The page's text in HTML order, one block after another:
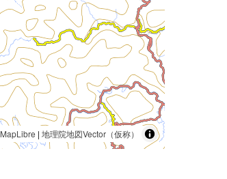
MapLibre |地理院地図Vector（仮称）